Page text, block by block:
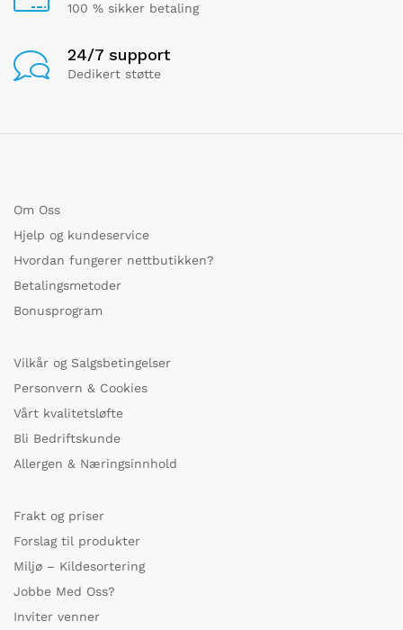
100 % sikker betaling
24/7 support
Dedikert støtte
Om Oss
Hjelp og kundeservice
Hvordan fungerer nettbutikken?
Betalingsmetoder
Bonusprogram
Vilkår og Salgsbetingelser
Personvern & Cookies
Vårt kvalitetsløfte
Bli Bedriftskunde
Allergen & Næringsinnhold
Frakt og priser
Forslag til produkter
Miljø – Kildesortering
Jobbe Med Oss?
Inviter venner